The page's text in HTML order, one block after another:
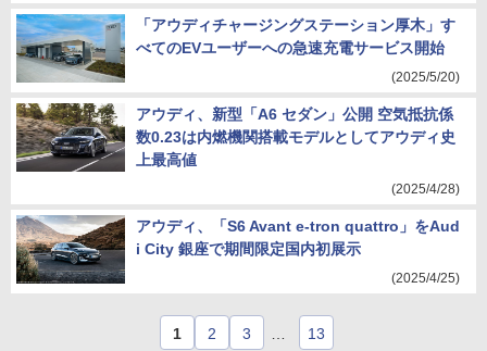
「アウディチャージングステーション厚木」す
べてのEVユーザーへの急速充電サービス開始
(2025/5/20)
アウディ、新型「A6 セダン」公開 空気抵抗係
数0.23は内燃機関搭載モデルとしてアウディ史
上最高値
(2025/4/28)
アウディ、「S6 Avant e-tron quattro」をAud
i City 銀座で期間限定国内初展示
(2025/4/25)
1 2 3 13